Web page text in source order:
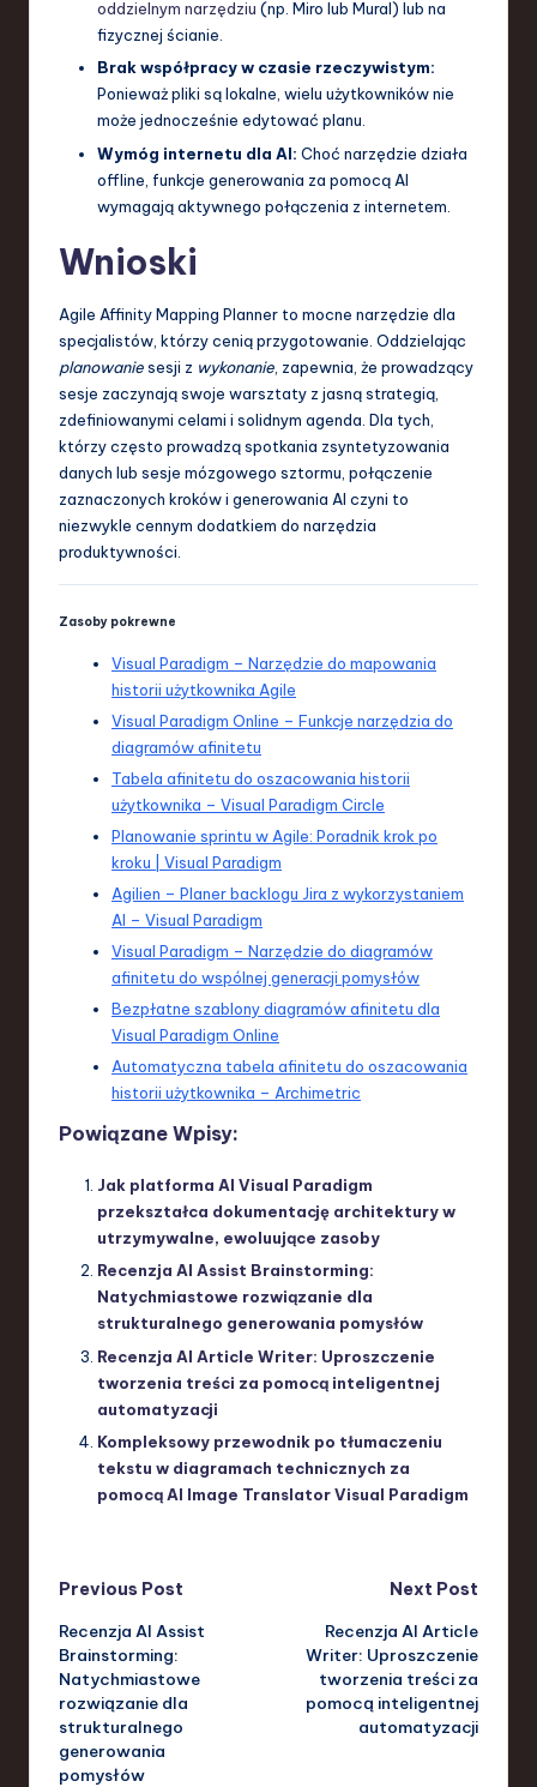
oddzielnym narzędziu (np. Miro lub Mural) lub na
fizycznej ścianie.
Brak współpracy w czasie rzeczywistym:
Ponieważ pliki są lokalne, wielu użytkowników nie
może jednocześnie edytować planu.
Wymóg internetu dla AI: Choć narzędzie działa
offline, funkcje generowania za pomocą AI
wymagają aktywnego połączenia z internetem.
Wnioski
Agile Affinity Mapping Planner to mocne narzędzie dla
specjalistów, którzy cenią przygotowanie. Oddzielając
planowaniesesji z wykonanie , zapewnia, że prowadzący
sesje zaczynają swoje warsztaty z jasną strategią,
zdefiniowanymi celami i solidnym agenda. Dla tych,
którzy często prowadzą spotkania zsyntetyzowania
danych lub sesje mózgowego sztormu, połączenie
zaznaczonych kroków i generowania AI czyni to
niezwykle cennym dodatkiem do narzędzia
produktywności.
Zasoby pokrewne
Visual Paradigm – Narzędzie do mapowania
historii użytkownika Agile
Visual Paradigm Online – Funkcje narzędzia do
diagramów afinitetu
Tabela afinitetu do oszacowania historii
użytkownika – Visual Paradigm Circle
Planowanie sprintu w Agile: Poradnik krok po
kroku | Visual Paradigm
Agilien – Planer backlogu Jira z wykorzystaniem
AI – Visual Paradigm
Visual Paradigm – Narzędzie do diagramów
afinitetu do wspólnej generacji pomysłów
Bezpłatne szablony diagramów afinitetu dla
Visual Paradigm Online
Automatyczna tabela afinitetu do oszacowania
historii użytkownika – Archimetric
Powiązane Wpisy:
Jak platforma AI Visual Paradigm
przekształca dokumentację architektury w
utrzymywalne, ewoluujące zasoby
Recenzja AI Assist Brainstorming:
Natychmiastowe rozwiązanie dla
strukturalnego generowania pomysłów
Recenzja AI Article Writer: Uproszczenie
tworzenia treści za pomocą inteligentnej
automatyzacji
Kompleksowy przewodnik po tłumaczeniu
tekstu w diagramach technicznych za
pomocą AI Image Translator Visual Paradigm
Post
navigation
Previous Post
Recenzja AI Assist
Brainstorming:
Natychmiastowe
rozwiązanie dla
strukturalnego
generowania
pomysłów
Next Post
Recenzja AI Article
Writer: Uproszczenie
tworzenia treści za
pomocą inteligentnej
automatyzacji